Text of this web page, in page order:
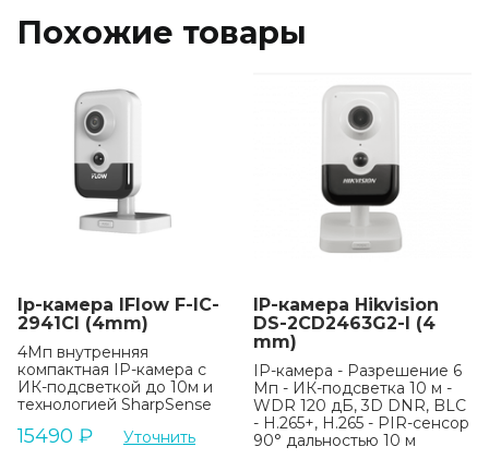
Похожие товары
Ip-камера IFlow F-IC-
2941CI (4mm)
4Мп внутренняя
компактная IP-камера c
ИК-подсветкой до 10м и
технологией SharpSense
15490 ₽ Уточнить
IP-камера Hikvision
DS-2CD2463G2-I (4
mm)
IP-камера - Разрешение 6
Мп - ИК-подсветка 10 м -
WDR 120 дБ, 3D DNR, BLC
- H.265+, H.265 - PIR-сенсор
90° дальностью 10 м